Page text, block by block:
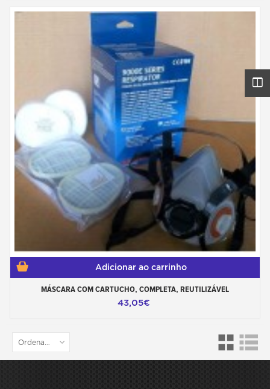
Adicionar ao carrinho
MÁSCARA COM CARTUCHO, COMPLETA, REUTILIZÁVEL
43,05€
Ordenar por